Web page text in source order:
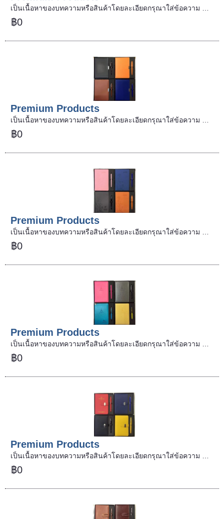
เป็นเนื้อหาของบทความหรือสินค้าโดยละเอียดกรุณาใส่ข้อความ …
฿0
Premium Products
เป็นเนื้อหาของบทความหรือสินค้าโดยละเอียดกรุณาใส่ข้อความ …
฿0
Premium Products
เป็นเนื้อหาของบทความหรือสินค้าโดยละเอียดกรุณาใส่ข้อความ …
฿0
Premium Products
เป็นเนื้อหาของบทความหรือสินค้าโดยละเอียดกรุณาใส่ข้อความ …
฿0
Premium Products
เป็นเนื้อหาของบทความหรือสินค้าโดยละเอียดกรุณาใส่ข้อความ …
฿0